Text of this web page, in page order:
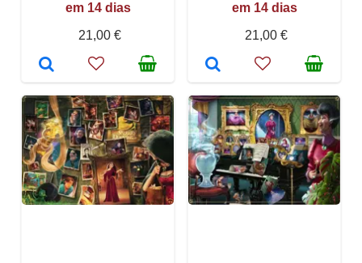
em 14 dias
21,00 €
em 14 dias
21,00 €